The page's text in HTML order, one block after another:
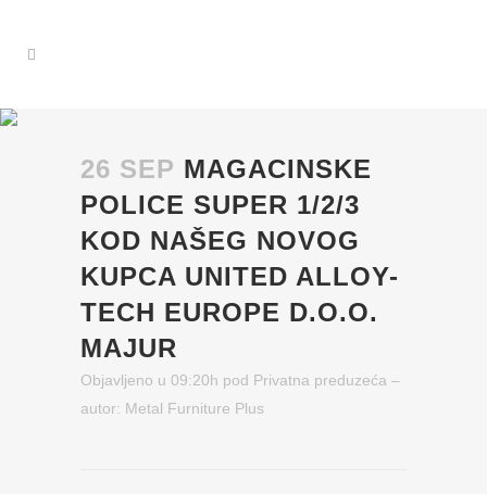
26 SEP MAGACINSKE
POLICE SUPER 1/2/3
KOD NAŠEG NOVOG
KUPCA UNITED ALLOY-
TECH EUROPE D.O.O.
MAJUR
Objavljeno u 09:20h pod Privatna preduzeća –
autor: Metal Furniture Plus